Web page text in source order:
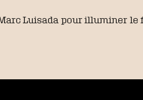
Luisada pour illuminer le